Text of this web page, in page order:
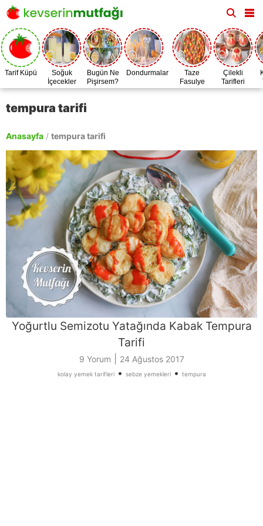
Tarif Küpü
Soğuk
İçecekler
Bugün Ne
Pişirsem?
Dondurmalar
Taze
Fasulye
Zamanı
Çilekli
Tarifleri
tempura tarifi
Anasayfa / tempura tarifi
Yoğurtlu Semizotu Yatağında Kabak Tempura
Tarifi
9 Yorum 24 Ağustos 2017
kolay yemek tarifleri• sebze yemekleri• tempura